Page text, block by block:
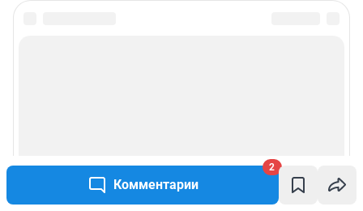
Комментарии
2